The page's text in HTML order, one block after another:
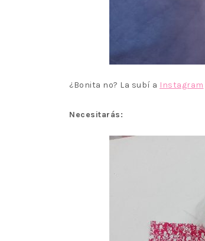
¿Bonita no? La subí a Instagram
Necesitarás: